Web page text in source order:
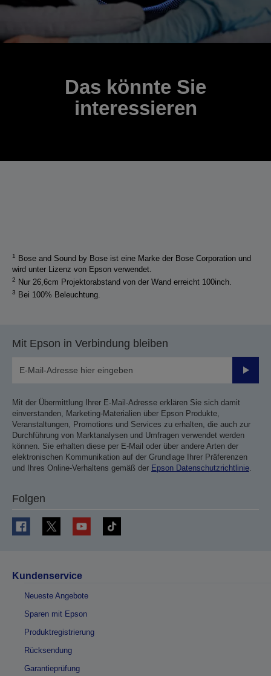
Das könnte Sie
interessieren
1
Bose and Sound by Bose ist eine Marke der Bose Corporation und
wird unter Lizenz von Epson verwendet.
2 Nur 26,6cm Projektorabstand von der Wand erreicht 100inch.
3 Bei 100% Beleuchtung.
Mit Epson in Verbindung bleiben
Mit der Übermittlung Ihrer E-Mail-Adresse erklären Sie sich damit
einverstanden, Marketing-Materialien über Epson Produkte,
Veranstaltungen, Promotions und Services zu erhalten, die auch zur
Durchführung von Marktanalysen und Umfragen verwendet werden
können. Sie erhalten diese per E-Mail oder über andere Arten der
elektronischen Kommunikation auf der Grundlage Ihrer Präferenzen
und Ihres Online-Verhaltens gemäß der Epson Datenschutzrichtlinie
Folgen
Kundenservice
Neueste Angebote
Sparen mit Epson
Produktregistrierung
Rücksendung
Garantieprüfung